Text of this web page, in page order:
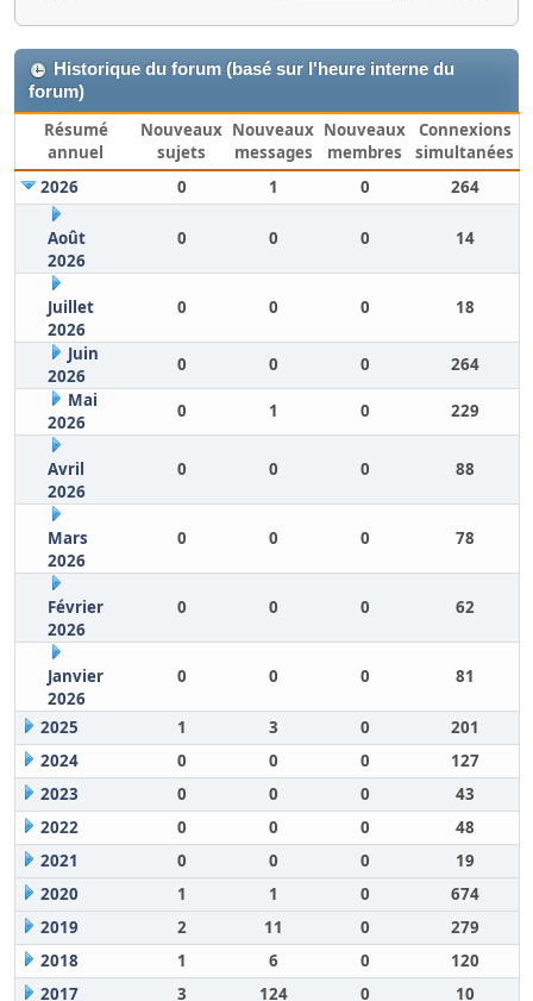
Historique du forum (basé sur l'heure interne du
forum)
Résumé
annuel
Nouveaux
sujets
Nouveaux
messages
Nouveaux
membres
Connexions
simultanées
2026
0 1 0 264
Août
2026
0 0 0 14
Juillet
2026
0 0 0 18
Juin
2026
0 0 0
264
Mai
2026
0 1 0 229
Avril
2026
0 0 0 88
Mars
2026
0 0 0 78
Février
2026
0 0 0 62
Janvier
2026
0 0 0 81
2025 1 3 0
201
2024
0 0 0
127
2023
0 0 0
43
2022
0 0 0
48
2021
0 0 0
19
2020
1 1 0
674
2019
2 11 0
279
2018
1 6 0
120
2017
3 124 0 10